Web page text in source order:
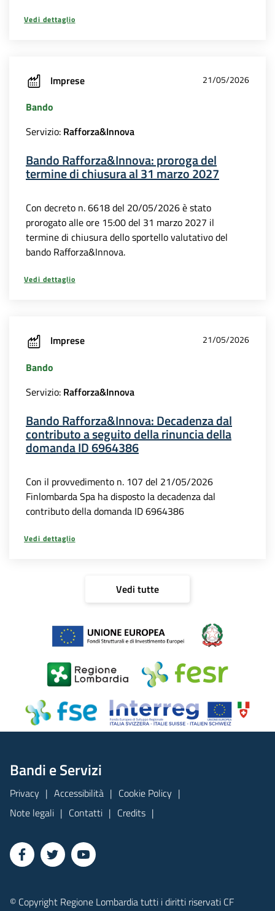
Vedi dettaglio
Imprese 21/05/2026
Bando
Servizio: Rafforza&Innova
Bando Rafforza&Innova: proroga del
termine di chiusura al 31 marzo 2027
Con decreto n. 6618 del 20/05/2026 è stato
prorogato alle ore 15:00 del 31 marzo 2027 il
termine di chiusura dello sportello valutativo del
bando Rafforza&Innova.
Vedi dettaglio
Imprese 21/05/2026
Bando
Servizio: Rafforza&Innova
Bando Rafforza&Innova: Decadenza dal
contributo a seguito della rinuncia della
domanda ID 6964386
Con il provvedimento n. 107 del 21/05/2026
Finlombarda Spa ha disposto la decadenza dal
contributo della domanda ID 6964386
Vedi dettaglio
Vedi tutte
Bandi e Servizi
Privacy Accessibilità
Cookie Policy
Note legali
Contatti Credits
© Copyright Regione Lombardia tutti i diritti riservati CF